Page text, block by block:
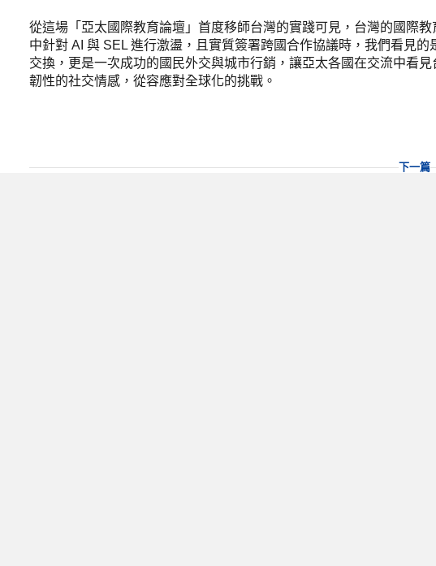
從這場「亞太國際教育論壇」首度移師台灣的實踐可見，台灣的國際
中針對 AI 與 SEL 進行激盪，且實質簽署跨國合作協議時，我們看見
交換，更是一次成功的國民外交與城市行銷，讓亞太各國在交流中看
韌性的社交情感，從容應對全球化的挑戰。
下一篇